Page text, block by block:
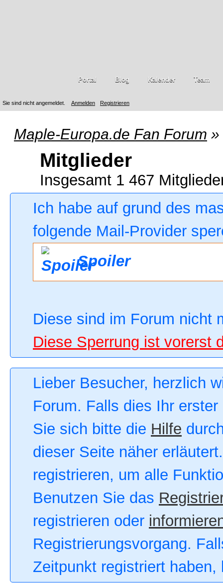
Sie sind nicht angemeldet. Anmelden Registrieren
Portal Blog Kalender Team
Maple-Europa.de Fan Forum »
Mitglieder
Insgesamt 1 467
Ich habe auf grund des
folgende Mail-Provider
Spoiler
Diese sind im Forum nicht
Diese Sperrung ist vorerst
Lieber Besucher, herzlich
Forum. Falls dies Ihr
Sie sich bitte die Hilfe
dieser Seite näher
registrieren, um alle
Benutzen Sie das
registrieren oder
Registrierungsvorgang.
Zeitpunkt registriert